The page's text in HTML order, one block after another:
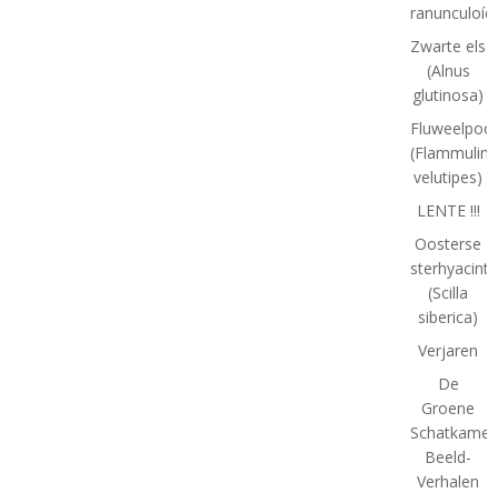
Zwarte els
(Alnus
glutinosa)
(Flammulina
velutipes)
LENTE !!!
Oosterse
sterhyacint
(Scilla
siberica)
Verjaren
De
Groene
Schatkamer:
Beeld-
Verhalen